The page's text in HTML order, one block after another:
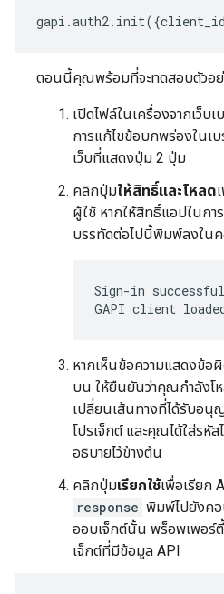
ตอนนี้คุณพร้อมที่จะทดสอบตัวอย่
เปิดไฟล์ในเครื่องจากเว็บ
การแก้ไขข้อบกพร่องในเ
เว็บที่แสดงปุ่ม 2 ปุ่ม
คลิกปุ่มให้สิทธิ์และโหลด
ผู้ใช้ หากให้สิทธิ์แอปในก
บรรทัดต่อไปนี้พิมพ์ลงในค
Sign-in successful
GAPI client
หากเห็นข้อความแสดงข้อ
บน ให้ยืนยันว่าคุณกำลังโ
เปลี่ยนเส้นทางที่ได้รับอนุ
โปรเจ็กต์ และคุณได้ใส่รหั
อธิบายไว้ข้างต้น
คลิกปุ่มเรียกใช้เพื่อเรียก
response พิมพ์ไปยังคอ
ออบเจ็กต์นั้น พร็อพเพอร์ตี้
เจ็กต์ที่มีข้อมูล API